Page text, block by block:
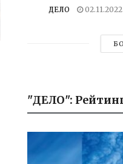
ДЕЛО 02.11.2022
"ДЕЛО":